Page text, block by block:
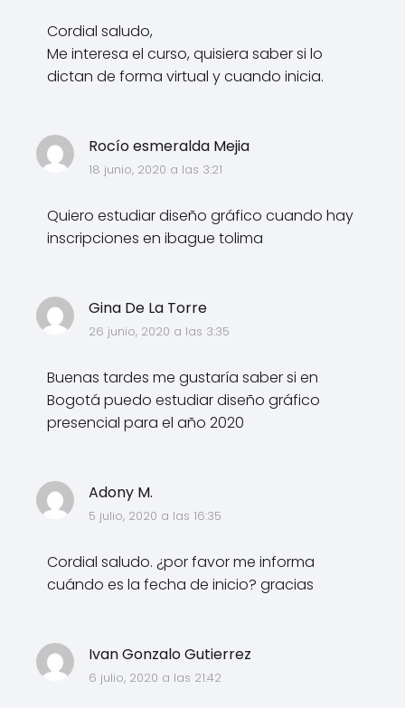
Cordial saludo,
Me interesa el curso, quisiera saber si lo
dictan de forma virtual y cuando inicia.
Rocío esmeralda Mejia
18 junio, 2020 a las 3:21
Quiero estudiar diseño gráfico cuando hay
inscripciones en ibague tolima
Gina De La Torre
26 junio, 2020 a las 3:35
Buenas tardes me gustaría saber si en
Bogotá puedo estudiar diseño gráfico
presencial para el año 2020
Adony M.
5 julio, 2020 a las 16:35
Cordial saludo. ¿por favor me informa
cuándo es la fecha de inicio? gracias
Ivan Gonzalo Gutierrez
6 julio, 2020 a las 21:42